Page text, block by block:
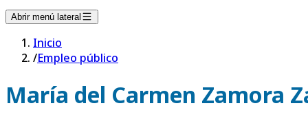
Abrir menú lateral
Inicio
/Empleo público
María del Carmen Zamora